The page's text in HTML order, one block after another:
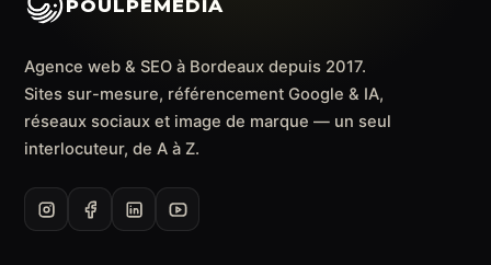
POULPEMEDIA
Agence web & SEO à Bordeaux depuis 2017.
Sites sur-mesure, référencement Google & IA,
réseaux sociaux et image de marque — un seul
interlocuteur, de A à Z.